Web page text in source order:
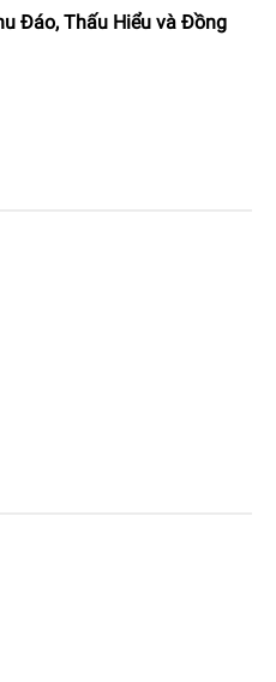
của bạn trở nên thông minh
cách thuận tiện và an
đình và đám mây Miele.
PWash với kết nối thông minh
Đáo, Thấu Hiểu và Đồng